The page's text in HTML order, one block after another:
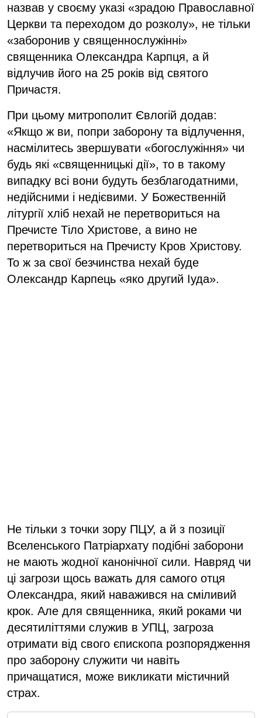
назвав у своєму указі «зрадою Православної
Церкви та переходом до розколу», не тільки
«заборонив у священнослужінні»
священника Олександра Карпця, а й
відлучив його на 25 років від святого
Причастя.
При цьому митрополит Євлогій додав:
«Якщо ж ви, попри заборону та відлучення,
насмілитесь звершувати «богослужіння» чи
будь які «священницькі дії», то в такому
випадку всі вони будуть безблагодатними,
недійсними і недієвими. У Божественній
літургії хліб нехай не перетвориться на
Пречисте Тіло Христове, а вино не
перетвориться на Пречисту Кров Христову.
То ж за свої безчинства нехай буде
Олександр Карпець «яко другий Іуда».
Не тільки з точки зору ПЦУ, а й з позиції
Вселенського Патріархату подібні заборони
не мають жодної канонічної сили. Навряд чи
ці загрози щось важать для самого отця
Олександра, який наважився на сміливий
крок. Але для священника, який роками чи
десятиліттями служив в УПЦ, загроза
отримати від свого єпископа розпорядження
про заборону служити чи навіть
причащатися, може викликати містичний
страх.